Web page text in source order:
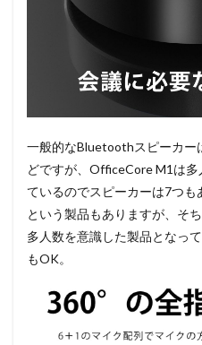
一般的なBluetoothスピーカー
どですが、OfficeCore M1は
ているのでスピーカーは7つ
という製品もありますが、そ
多人数を意識した製品となっ
もOK。